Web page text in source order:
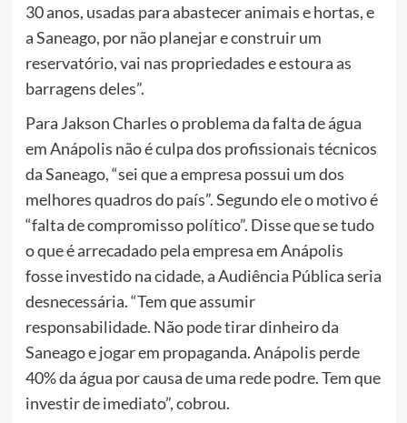
30 anos, usadas para abastecer animais e hortas, e
a Saneago, por não planejar e construir um
reservatório, vai nas propriedades e estoura as
barragens deles”.
Para Jakson Charles o problema da falta de água
em Anápolis não é culpa dos profissionais técnicos
da Saneago, “sei que a empresa possui um dos
melhores quadros do país”. Segundo ele o motivo é
“falta de compromisso político”. Disse que se tudo
o que é arrecadado pela empresa em Anápolis
fosse investido na cidade, a Audiência Pública seria
desnecessária. “Tem que assumir
responsabilidade. Não pode tirar dinheiro da
Saneago e jogar em propaganda. Anápolis perde
40% da água por causa de uma rede podre. Tem que
investir de imediato”, cobrou.